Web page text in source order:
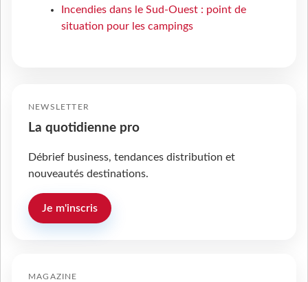
Incendies dans le Sud-Ouest : point de
situation pour les campings
NEWSLETTER
La quotidienne pro
Débrief business, tendances distribution et
nouveautés destinations.
Je m'inscris
MAGAZINE